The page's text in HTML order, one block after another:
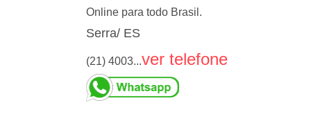
Online para todo Brasil.
Serra/ ES
(21) 4003...ver telefone